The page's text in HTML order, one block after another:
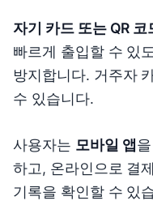
자기 카드 또는 QR 코
빠르게 출입할 수 있
방지합니다. 거주자
수 있습니다.
사용자는 모바일 앱
하고, 온라인으로 결
기록을 확인할 수 있